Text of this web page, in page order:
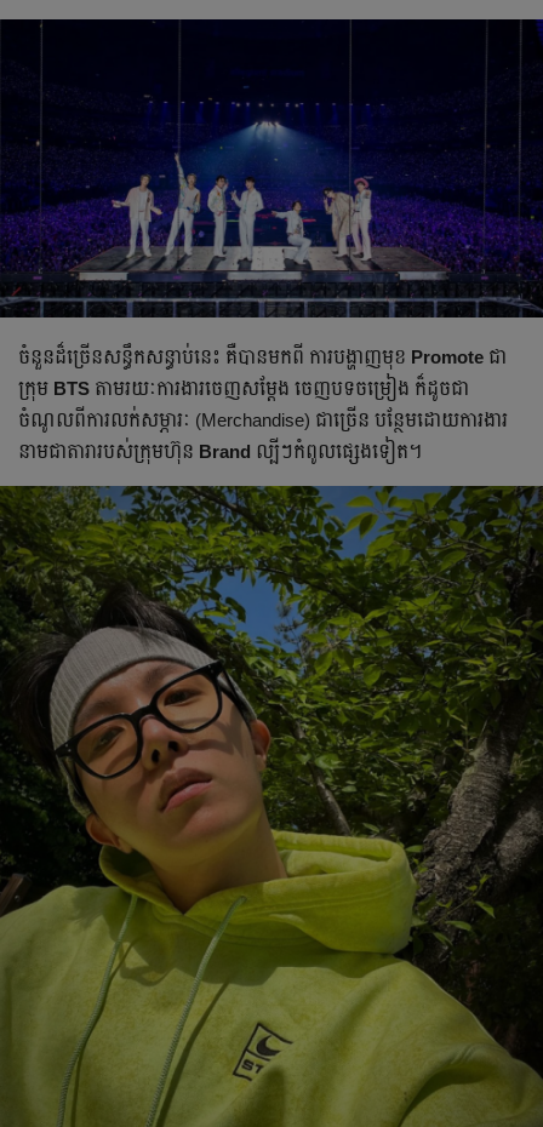
ចំនួន​ដ៏ច្រើនសន្ធឹកសន្ធាប់នេះ​ គឺបាន​មកពី ការបង្ហាញមុខ Promote ជា​
ក្រុម BTS តាមរយៈការងារចេញសម្ដែង ចេញបទ​ចម្រៀង ក៏ដូចជា
ចំណូលពីការលក់សម្ភារៈ (Merchandise) ជាច្រើន បន្ថែម​ដោយការងារ
នាមជាតារារបស់ក្រុមហ៊ុន Brand ល្បីៗកំពូលផ្សេងទៀត។